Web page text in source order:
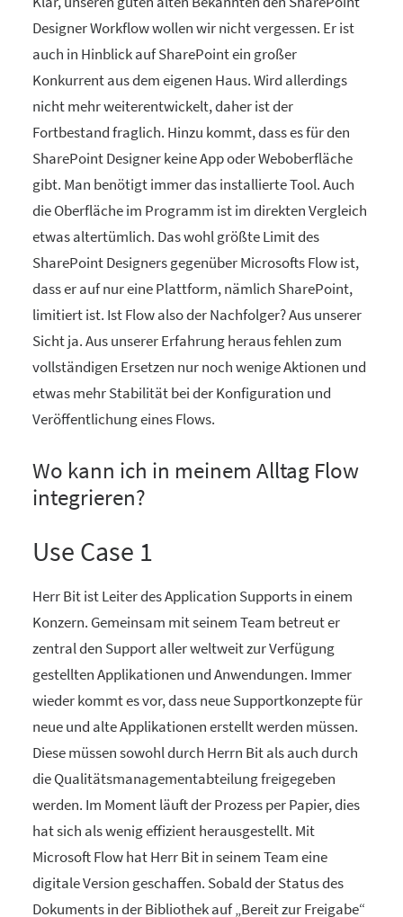
Designer Workflow wollen wir nicht vergessen. Er ist
auch in Hinblick auf SharePoint ein großer
Konkurrent aus dem eigenen Haus. Wird allerdings
nicht mehr weiterentwickelt, daher ist der
Fortbestand fraglich. Hinzu kommt, dass es für den
SharePoint Designer keine App oder Weboberfläche
gibt. Man benötigt immer das installierte Tool. Auch
die Oberfläche im Programm ist im direkten Vergleich
etwas altertümlich. Das wohl größte Limit des
SharePoint Designers gegenüber Microsofts Flow ist,
dass er auf nur eine Plattform, nämlich SharePoint,
limitiert ist. Ist Flow also der Nachfolger? Aus unserer
Sicht ja. Aus unserer Erfahrung heraus fehlen zum
vollständigen Ersetzen nur noch wenige Aktionen und
etwas mehr Stabilität bei der Konfiguration und
Veröffentlichung eines Flows.
Wo kann ich in meinem Alltag Flow
integrieren?
Use Case 1
Herr Bit ist Leiter des Application Supports in einem
Konzern. Gemeinsam mit seinem Team betreut er
zentral den Support aller weltweit zur Verfügung
gestellten Applikationen und Anwendungen. Immer
wieder kommt es vor, dass neue Supportkonzepte für
neue und alte Applikationen erstellt werden müssen.
Diese müssen sowohl durch Herrn Bit als auch durch
die Qualitätsmanagementabteilung freigegeben
werden. Im Moment läuft der Prozess per Papier, dies
hat sich als wenig effizient herausgestellt. Mit
Microsoft Flow hat Herr Bit in seinem Team eine
digitale Version geschaffen. Sobald der Status des
Dokuments in der Bibliothek auf „Bereit zur Freigabe“